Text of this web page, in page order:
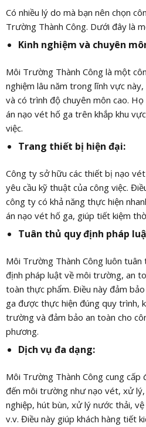
Có nhiều lý do mà bạn nên chọn
Trường Thành Công. Dưới đây là
Kinh nghiệm và chuyên
Môi Trường Thành Công là một
nghiệm lâu năm trong lĩnh vực
và có trình độ chuyên môn cao.
án nạo vét hố ga trên khắp khu
việc.
Trang thiết bị hiện đại:
Công ty sở hữu các thiết bị nạo
yêu cầu kỹ thuật của công việc.
công ty có khả năng thực hiện
án nạo vét hố ga, giúp tiết kiệm
Tuân thủ quy định pháp
Môi Trường Thành Công luôn
định pháp luật về môi trường, an
toàn thực phẩm. Điều này đảm
ga được thực hiện đúng quy trình,
trường và đảm bảo an toàn cho
phương.
Dịch vụ đa dạng:
Môi Trường Thành Công cung cấp
đến môi trường như nạo vét, xử
nghiệp, hút bùn, xử lý nước thải,
v.v. Điều này giúp khách hàng tiết